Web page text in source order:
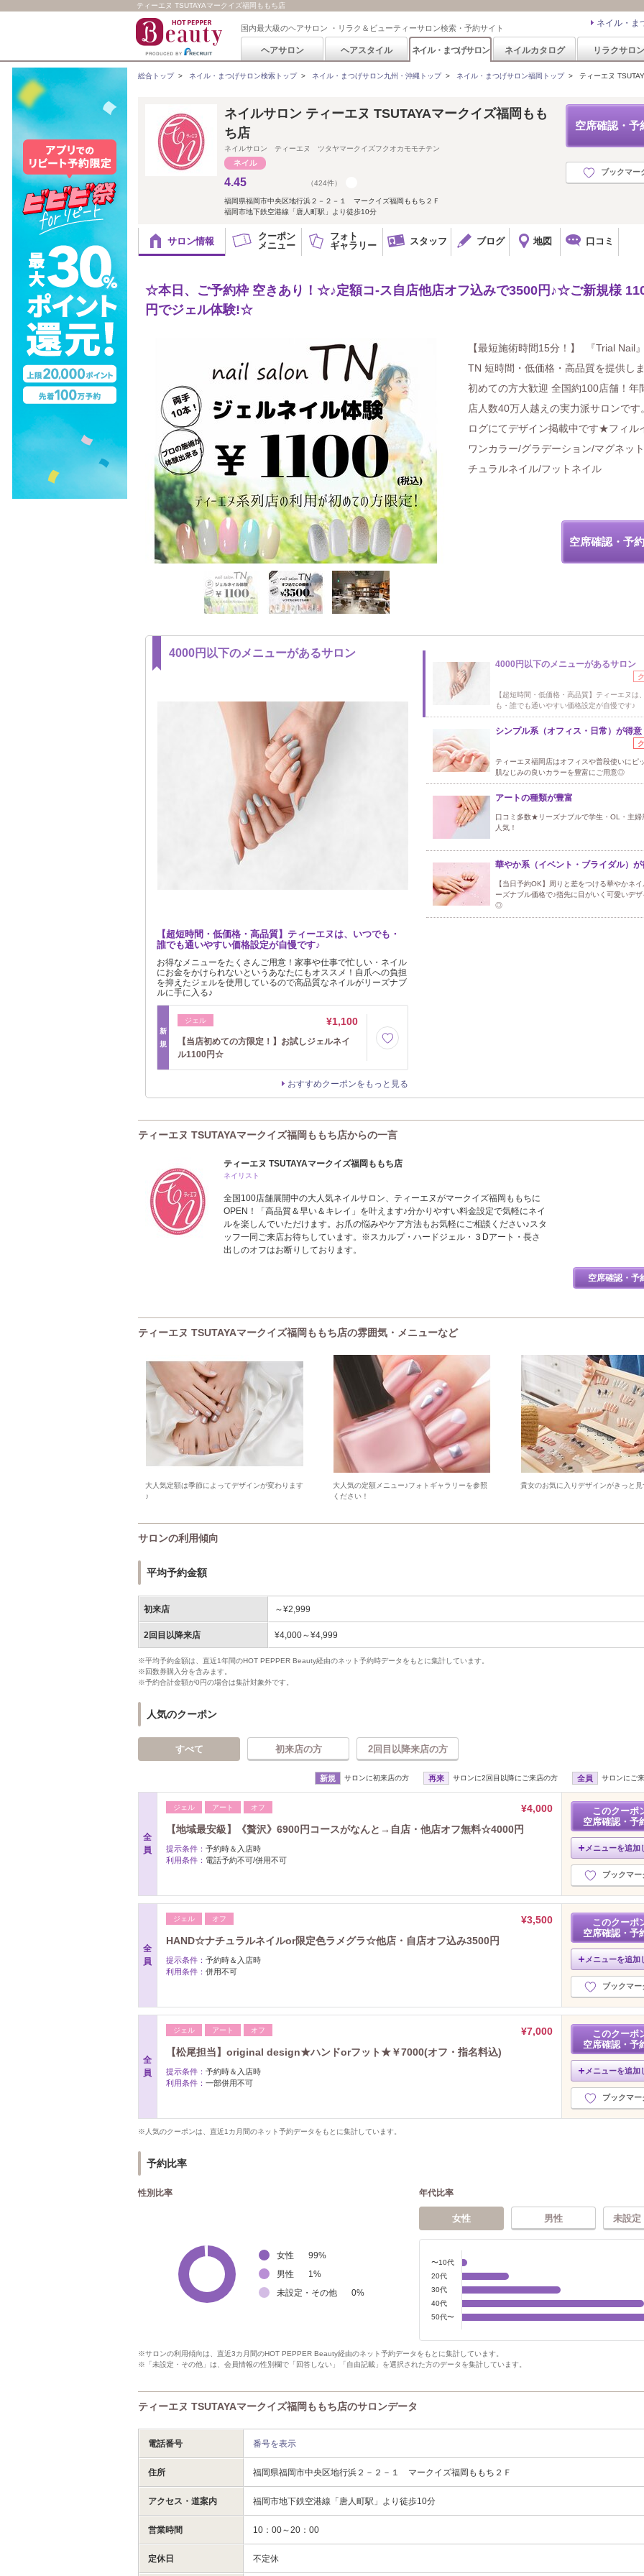
ティーエヌ TSUTAYAマークイズ福岡ももち店
国内最大級のヘアサロン ・リラク＆ビューティーサロン検索・予約サイト ネイル・ま
ヘアサロン ヘアスタイル ネイル・まつげサロン ネイルカタログ リラクサロン
総合トップ> ネイル・まつげサロン検索トップ> ネイル・まつげサロン九州・沖縄トップ> ネイル・まつげサロン福岡トップ> ティーエヌ
空席確認・予
ブックマー
ネイルサロン ティーエヌ TSUTAYAマークイズ福岡もも
ち店
ネイルサロン ティーエヌ ツタヤマークイズフクオカモモチテン
4.45 （424件）
福岡県福岡市中央区地行浜２－２－１ マークイズ福岡ももち２Ｆ
福岡市地下鉄空港線「唐人町駅」より徒歩10分
サロン情報
クーポン
メニュー
フォト
ギャラリー
スタッフ ブログ 地図 口コミ
☆本日、ご予約枠 空きあり！☆♪定額コ-ス自店他店オフ込みで3500円♪☆ご新規様
円でジェル体験!☆
【最短施術時間15分！】 『Trial Nail
TN 短時間・低価格・高品質を提供し
初めての方大歓迎 全国約100店舗！年
店人数40万人越えの実力派サロンです
ログにてデザイン掲載中です★フィル
ワンカラー/グラデーション/マグネッ
チュラルネイル/フットネイル
空席確認・予
4000円以下のメニューがあるサロン
【超短時間・低価格・高品質】ティーエヌは、いつでも・
誰でも通いやすい価格設定が自慢です♪
お得なメニューをたくさんご用意！家事や仕事で忙しい・ネイル
にお金をかけられないというあなたにもオススメ！自爪への負担
を抑えたジェルを使用しているので高品質なネイルがリーズナブ
ルに手に入る♪
新
規
ジェル ¥1,100
【当店初めての方限定！】お試しジェルネイ
ル1100円☆
おすすめクーポンをもっと見る
4000円以下のメニューがあるサロン
【超短時間・低価格・高品質】ティーエヌは
も・誰でも通いやすい価格設定が自慢です♪
シンプル系（オフィス・日常）が得意
ティーエヌ福岡店はオフィスや普段使いにピ
肌なじみの良いカラーを豊富にご用意◎
アートの種類が豊富
口コミ多数★リーズナブルで学生・OL・主婦
人気！
華やか系（イベント・ブライダル）が
【当日予約OK】周りと差をつける華やかネ
ーズナブル価格で♪指先に目がいく可愛いデ
◎
ティーエヌ TSUTAYAマークイズ福岡ももち店からの一言
ティーエヌ TSUTAYAマークイズ福岡ももち店
ネイリスト
全国100店舗展開中の大人気ネイルサロン、ティーエヌがマークイズ福岡ももちに
OPEN！「高品質＆早い＆キレイ」を叶えます♪分かりやすい料金設定で気軽にネイ
ルを楽しんでいただけます。お爪の悩みやケア方法もお気軽にご相談ください♪スタ
ッフ一同ご来店お待ちしています。※スカルプ・ハードジェル・３Dアート・長さ
出しのオフはお断りしております。
空席確認・予
ティーエヌ TSUTAYAマークイズ福岡ももち店の雰囲気・メニューなど
大人気定額は季節によってデザインが変わります
♪
大人気の定額メニュー♪フォトギャラリーを参照
ください！
貴女のお気に入りデザインがきっと見
サロンの利用傾向
平均予約金額
初来店 ～¥2,999
2回目以降来店 ¥4,000～¥4,999
※平均予約金額は、直近1年間のHOT PEPPER Beauty経由のネット予約時データをもとに集計しています。
※回数券購入分を含みます。
※予約合計金額が0円の場合は集計対象外です。
人気のクーポン
すべて 初来店の方 2回目以降来店の方
新規 サロンに初来店の方 再来 サロンに2回目以降にご来店の方 全員 サロンにご
全
員
ジェル アート オフ
¥4,000
【地域最安級】《贅沢》6900円コースがなんと→自店・他店オフ無料☆4000円
提示条件： 予約時＆入店時
利用条件： 電話予約不可/併用不可
このクーポ
空席確認・予
メニューを追加
ブックマー
全
員
ジェル オフ
¥3,500
HAND☆ナチュラルネイルor限定色ラメグラ☆他店・自店オフ込み3500円
提示条件： 予約時＆入店時
利用条件： 併用不可
このクーポ
空席確認・予
メニューを追加
ブックマー
全
員
ジェル アート オフ
¥7,000
【松尾担当】original design★ハンドorフット★￥7000(オフ・指名料込)
提示条件： 予約時＆入店時
利用条件： 一部併用不可
このクーポ
空席確認・予
メニューを追加
ブックマー
※人気のクーポンは、直近1カ月間のネット予約データをもとに集計しています。
予約比率
性別比率
女性 99%
男性
1 %
未設定・その他
0%
年代比率
女性 男性 未設定
〜10代
20代
30代
40代
50代〜
※サロンの利用傾向は、直近3カ月間のHOT PEPPER Beauty経由のネット予約データをもとに集計しています。
※「未設定・その他」は、会員情報の性別欄で「回答しない」「自由記載」を選択された方のデータを集計しています。
ティーエヌ TSUTAYAマークイズ福岡ももち店のサロンデータ
電話番号 番号を表示
住所 福岡県福岡市中央区地行浜２－２－１ マークイズ福岡ももち２Ｆ
アクセス・道案内 福岡市地下鉄空港線「唐人町駅」より徒歩10分
営業時間 10：00～20：00
定休日 不定休